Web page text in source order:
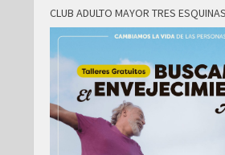
CLUB ADULTO MAYOR TRES ESQUINAS